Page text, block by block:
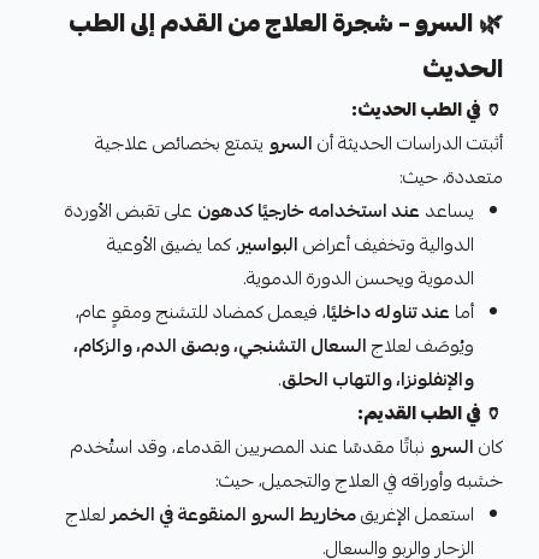
🌿السرو – شجرة العلاج من القدم إلى الطب
الحديث
🏺 في الطب الحديث:
أثبتت الدراسات الحديثة أنالسرو يتمتع بخصائص علاجية
متعددة، حيث:
يساعد عند استخدامه خارجيًا كدهون على تقبض الأوردة
الدوالية وتخفيف أعراضالبواسير، كما يضيق الأوعية
الدموية ويحسن الدورة الدموية.
أما عند تناوله داخليًا، فيعمل كمضاد للتشنج ومقوٍ عام،
ويُوصَف لعلاجالسعال التشنجي، وبصق الدم، والزكام،
والإنفلونزا، والتهاب الحلق.
🏺 في الطب القديم:
كانالسرو نباتًا مقدسًا عند المصريين القدماء، وقد استُخدم
خشبه وأوراقه في العلاج والتجميل، حيث:
استعمل الإغريقمخاريط السرو المنقوعة في الخمرلعلاج
الزحار والربو والسعال.